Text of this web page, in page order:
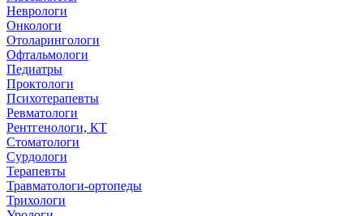
Неврологи
Онкологи
Отоларингологи
Офтальмологи
Педиатры
Проктологи
Психотерапевты
Ревматологи
Рентгенологи, КТ
Стоматологи
Сурдологи
Терапевты
Травматологи-ортопеды
Трихологи